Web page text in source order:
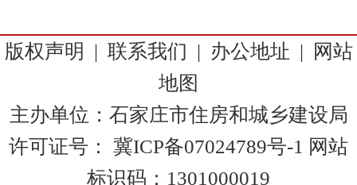
版权声明 | 联系我们 | 办公地址 |
网站
地图
主办单位：石家庄市住房和城乡建设局
许可证号：
冀ICP备07024789号-1 网站
标识码：1301000019